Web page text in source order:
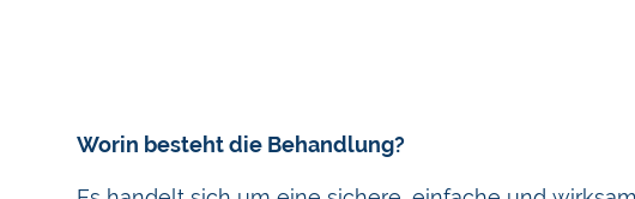
Worin besteht die Behandlung?